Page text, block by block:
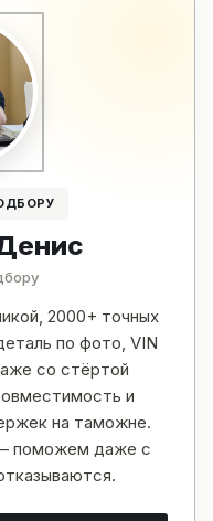
2000+ точных
по фото, VIN
со стёртой
и
на таможне.
— поможем даже с